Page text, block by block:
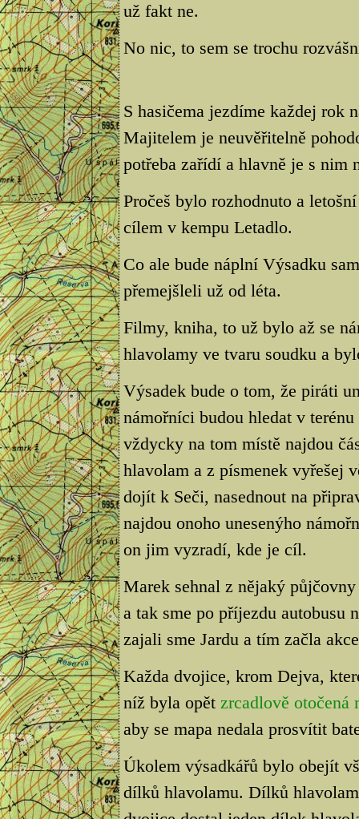
už fakt ne.
No nic, to sem se trochu
S hasičema jezdíme každej rok
Majitelem je neuvěřitelně
potřeba zařídí a hlavně je s nim
Pročeš bylo rozhodnuto a
cílem v kempu Letadlo.
Co ale bude náplní Výsadku
přemejšleli už od léta.
Filmy, kniha, to už bylo až se
hlavolamy ve tvaru soudku a
Výsadek bude o tom, že piráti
námořníci budou hledat v
vždycky na tom místě najdou
hlavolam a z písmenek vyřešej
dojít k Seči, nasednout na
najdou onoho unesenýho
on jim vyzradí, kde je cíl.
Marek sehnal z nějaký
a tak sme po příjezdu
zajali sme Jardu a tím začla
Každa dvojice, krom Dejva,
níž byla opět zrcadlově otočená
aby se mapa nedala prosvítit
Úkolem výsadkářů bylo obejít
dílků hlavolamu. Dílků